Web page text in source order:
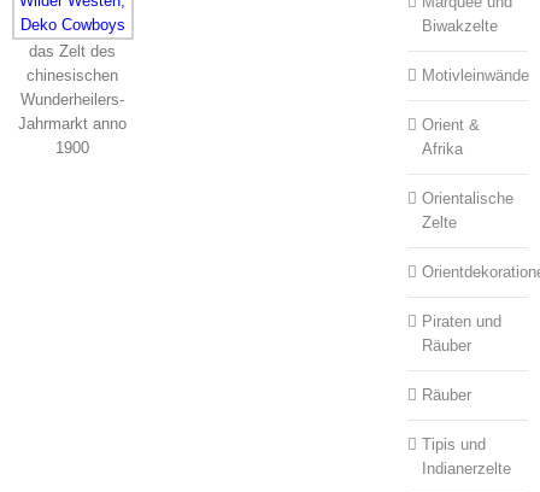
das Zelt des
chinesischen
Wunderheilers-
Jahrmarkt anno
1900
Biwakzelte
Motivleinwände
Orient &
Afrika
Orientalische
Zelte
Piraten und
Räuber
Räuber
Tipis und
Indianerzelte